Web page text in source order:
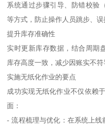
系统通过步骤引导、防错校验
等方式，防止操作人员跳步、误
提升库存准确性
实时更新库存数据，结合周期
库存高度一致，减少因账实不
实施无纸化作业的要点
成功实现无纸化作业不仅依赖
面：
- 流程梳理与优化：在系统上